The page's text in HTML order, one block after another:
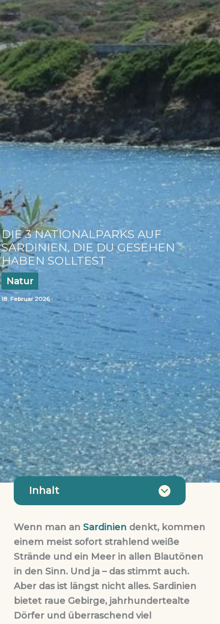
DIE 3 NATIONALPARKS AUF
SARDINIEN, DIE DU GESEHEN
HABEN SOLLTEST
Natur
18. Februar 2026
Inhalt
Wenn man anSardinien denkt, kommen
einem meist sofort strahlend weiße
Strände und ein Meer in allen Blautönen
in den Sinn. Und ja – das stimmt auch.
Aber das ist längst nicht alles. Sardinien
bietet raue Gebirge, jahrhundertealte
Dörfer und überraschend viel